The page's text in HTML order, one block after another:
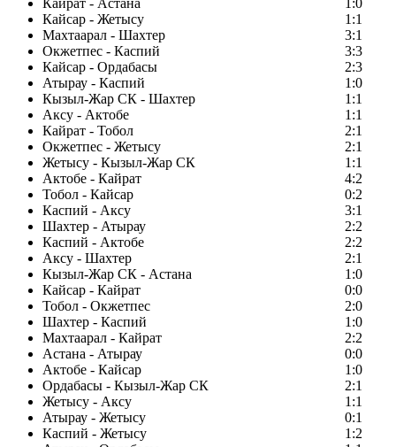
Кайрат - Астана
1:0
Кайсар - Жетысу
1:1
Махтаарал - Шахтер
3:1
Окжетпес - Каспий
3:3
Кайсар - Ордабасы
2:3
Атырау - Каспий
1:0
Кызыл-Жар СК - Шахтер
1:1
Аксу - Актобе
1:1
Кайрат - Тобол
2:1
Окжетпес - Жетысу
2:1
Жетысу - Кызыл-Жар СК
1:1
Актобе - Кайрат
4:2
Тобол - Кайсар
0:2
Каспий - Аксу
3:1
Шахтер - Атырау
2:2
Каспий - Актобе
2:2
Аксу - Шахтер
2:1
Кызыл-Жар СК - Астана
1:0
Кайсар - Кайрат
0:0
Тобол - Окжетпес
2:0
Шахтер - Каспий
1:0
Махтаарал - Кайрат
2:2
Астана - Атырау
0:0
Актобе - Кайсар
1:0
Ордабасы - Кызыл-Жар СК
2:1
Жетысу - Аксу
1:1
Атырау - Жетысу
0:1
Каспий - Жетысу
1:2